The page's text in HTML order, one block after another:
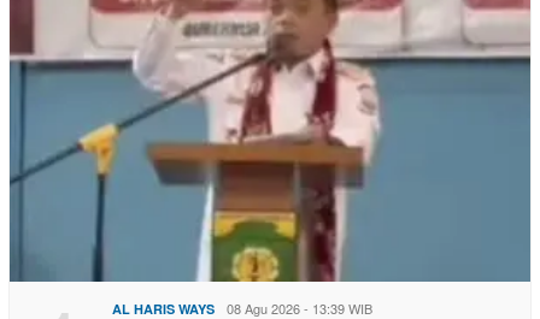
AL HARIS WAYS 08 Agu 2026 - 13:39 WIB